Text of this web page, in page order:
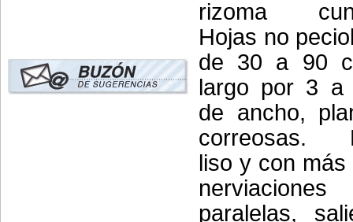
rizoma
Hojas no
de 30 a 90
largo por 3 a
de ancho,
correosas.
liso y con más
nerviaciones
paralelas,